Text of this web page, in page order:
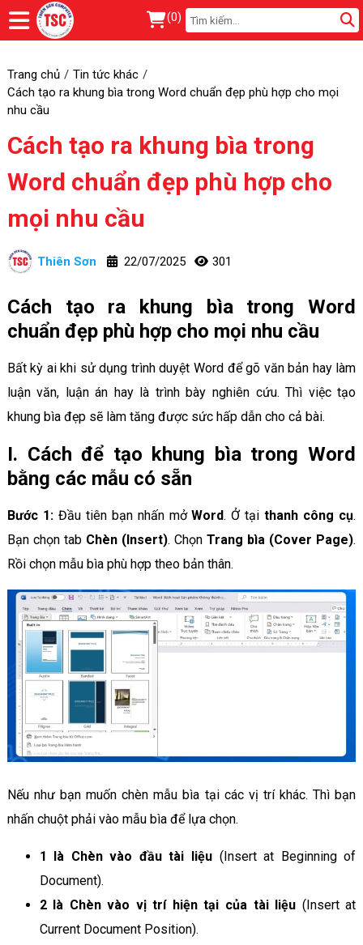
(0)
Trang chủ
Tin tức khác
Cách tạo ra khung bìa trong Word chuẩn đẹp phù hợp cho mọi
nhu cầu
Cách tạo ra khung bìa trong
Word chuẩn đẹp phù hợp cho
mọi nhu cầu
Thiên Sơn 22/07/2025 301
Cách tạo ra khung bìa trong Word
chuẩn đẹp phù hợp cho mọi nhu cầu
Bất kỳ ai khi sử dụng trình duyệt Word để gõ văn bản hay làm
luận văn, luận án hay là trình bày nghiên cứu. Thì việc tạo
khung bìa đẹp sẽ làm tăng được sức hấp dẫn cho cả bài.
I. Cách để tạo khung bìa trong Word
bằng các mẫu có sẵn
Bước 1:Đầu tiên bạn nhấn mởWord. Ở tại thanh công cụ.
Bạn chọn tabChèn (Insert). ChọnTrang bìa (Cover Page).
Rồi chọn mẫu bìa phù hợp theo bản thân.
Nếu như bạn muốn chèn mẫu bìa tại các vị trí khác. Thì bạn
nhấn chuột phải vào mẫu bìa để lựa chọn.
1 là Chèn vào đầu tài liệu (Insert at Beginning of
Document).
2 là Chèn vào vị trí hiện tại của tài liệu (Insert at
Current Document Position).